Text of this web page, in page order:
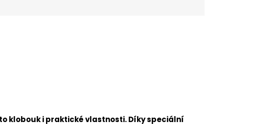
klobouk i praktické vlastnosti. Díky speciální